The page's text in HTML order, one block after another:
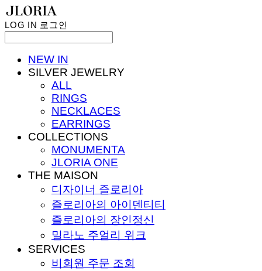
LOG IN 로그인
NEW IN
SILVER JEWELRY
ALL
RINGS
NECKLACES
EARRINGS
COLLECTIONS
MONUMENTA
JLORIA ONE
THE MAISON
디자이너 즐로리아
즐로리아의 아이덴티티
즐로리아의 장인정신
밀라노 주얼리 위크
SERVICES
비회원 주문 조회